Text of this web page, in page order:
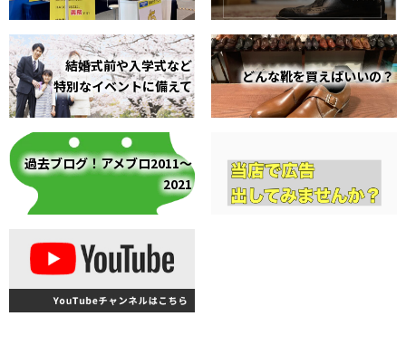
結婚式前や入学式など
特別なイベントに備えて
どんな靴を買えばいいの？
過去ブログ！アメブロ2011～
2021